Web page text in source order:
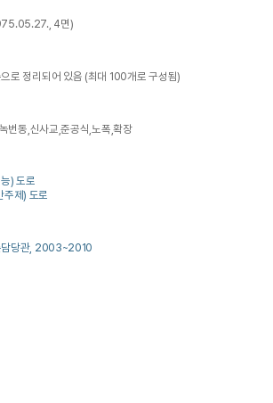
4면)
로 정리되어 있음 (최대 100개로 구성됨)
번동,신사교,준공식,노폭,확장
) 도로
제) 도로
담당관, 2003~2010